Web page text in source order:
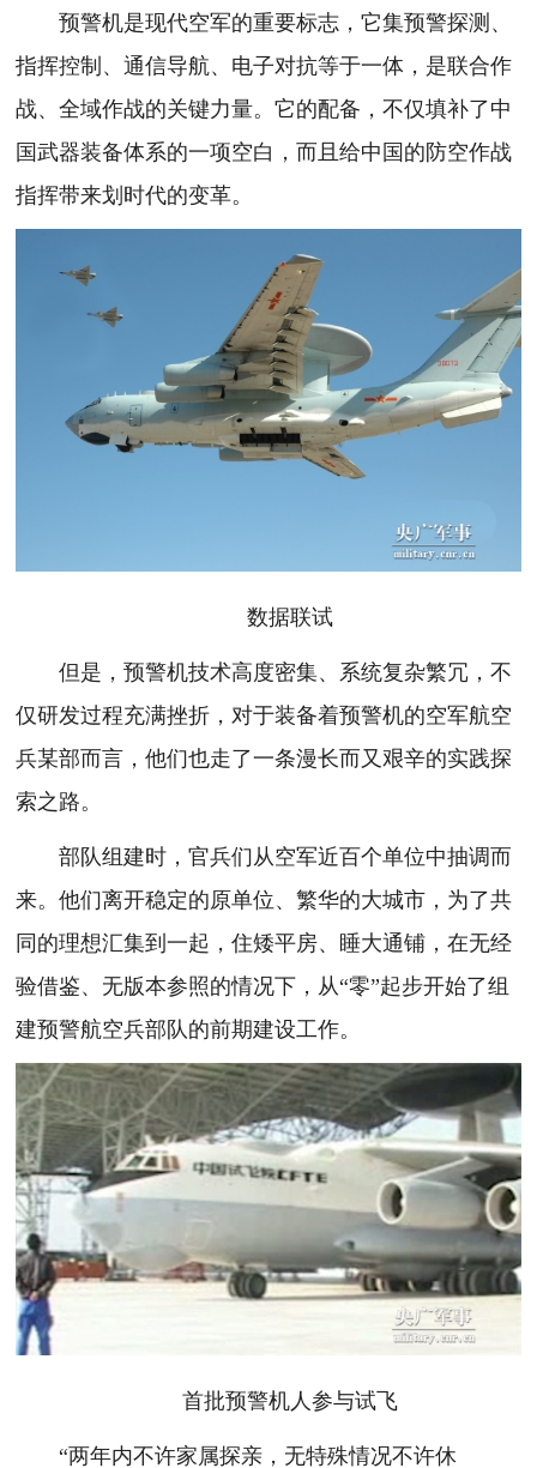
预警机是现代空军的重要标志，它集预警探测、
指挥控制、通信导航、电子对抗等于一体，是联合作
战、全域作战的关键力量。它的配备，不仅填补了中
国武器装备体系的一项空白，而且给中国的防空作战
指挥带来划时代的变革。
数据联试
但是，预警机技术高度密集、系统复杂繁冗，不
仅研发过程充满挫折，对于装备着预警机的空军航空
兵某部而言，他们也走了一条漫长而又艰辛的实践探
索之路。
部队组建时，官兵们从空军近百个单位中抽调而
来。他们离开稳定的原单位、繁华的大城市，为了共
同的理想汇集到一起，住矮平房、睡大通铺，在无经
验借鉴、无版本参照的情况下，从“零”起步开始了组
建预警航空兵部队的前期建设工作。
首批预警机人参与试飞
“两年内不许家属探亲，无特殊情况不许休